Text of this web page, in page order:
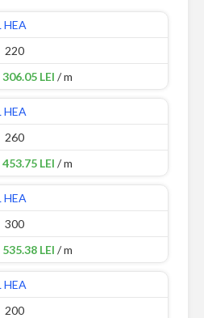
HEA
220
306.05 LEI / m
HEA
260
453.75 LEI / m
HEA
300
535.38 LEI / m
HEA
200